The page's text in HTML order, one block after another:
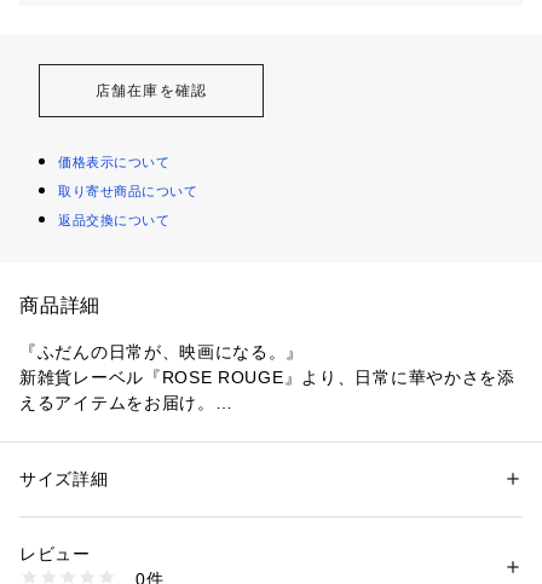
店舗在庫を確認
価格表示について
取り寄せ商品について
返品交換について
商品詳細
『ふだんの日常が、映画になる。』
新雑貨レーベル『ROSE ROUGE』より、日常に華やかさを添
えるアイテムをお届け。
な物語にして、主人公の女の子達が紡いでいきます。
『フロランス』
性別：レディース
素材：本体:ポリエステル、 :プラスチック
商品番号：
RB639X01RR （ショップ）
サイズ詳細
レビュー
0件